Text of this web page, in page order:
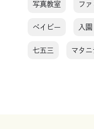
写真教室 フ
ベイビー 入
七五三 マタニ